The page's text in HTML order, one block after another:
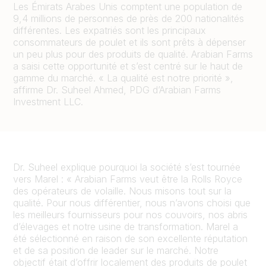
Les Émirats Arabes Unis comptent une population de
9,4 millions de personnes de près de 200 nationalités
différentes. Les expatriés sont les principaux
consommateurs de poulet et ils sont prêts à dépenser
un peu plus pour des produits de qualité. Arabian Farms
a saisi cette opportunité et s’est centré sur le haut de
gamme du marché. « La qualité est notre priorité »,
affirme Dr. Suheel Ahmed, PDG d’Arabian Farms
Investment LLC.
Dr. Suheel explique pourquoi la société s’est tournée
vers Marel : « Arabian Farms veut être la Rolls Royce
des opérateurs de volaille. Nous misons tout sur la
qualité. Pour nous différentier, nous n’avons choisi que
les meilleurs fournisseurs pour nos couvoirs, nos abris
d’élevages et notre usine de transformation. Marel a
été sélectionné en raison de son excellente réputation
et de sa position de leader sur le marché. Notre
objectif était d’offrir localement des produits de poulet